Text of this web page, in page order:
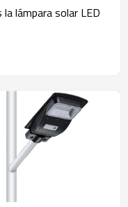
lámpara solar LED